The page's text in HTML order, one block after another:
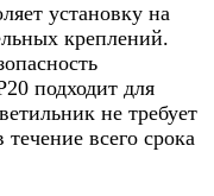
установку на
креплений.
подходит для
не требует
всего срока